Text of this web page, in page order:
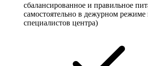
сбалансированное и правильное
самостоятельно в дежурном режиме
специалистов центра)